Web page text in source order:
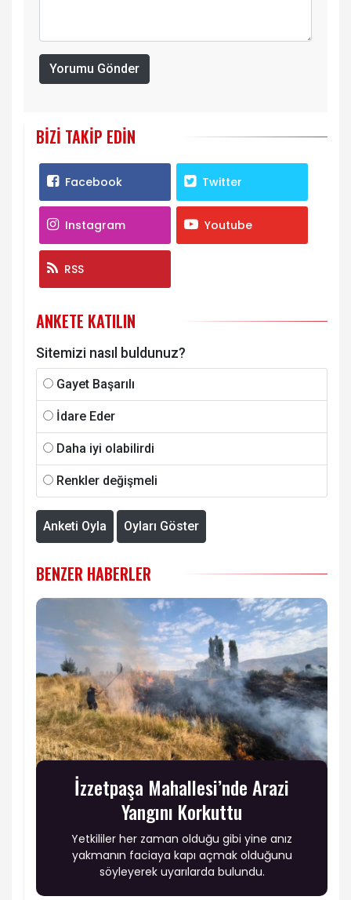
Yorumu Gönder
BIZI TAKIP EDIN
Facebook Twitter
Instagram Youtube
RSS
ANKETE KATILIN
Sitemizi nasıl buldunuz?
Gayet Başarılı
İdare Eder
Daha iyi olabilirdi
Renkler değişmeli
Anketi Oyla Oyları Göster
BENZER HABERLER
İzzetpaşa Mahallesi’nde Arazi
Yangını Korkuttu
Yetkililer her zaman olduğu gibi yine anız
yakmanın faciaya kapı açmak olduğunu
söyleyerek uyarılarda bulundu.